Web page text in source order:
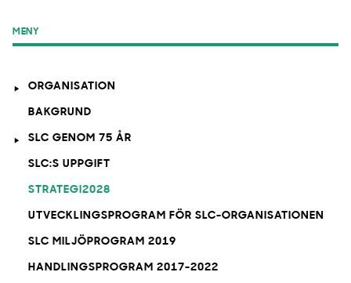
MENY
ORGANISATION
BAKGRUND
SLC GENOM 75 ÅR
SLC:S UPPGIFT
STRATEGI2028
UTVECKLINGSPROGRAM FÖR SLC-ORGANISATIONEN
SLC MILJÖPROGRAM 2019
HANDLINGSPROGRAM 2017-2022